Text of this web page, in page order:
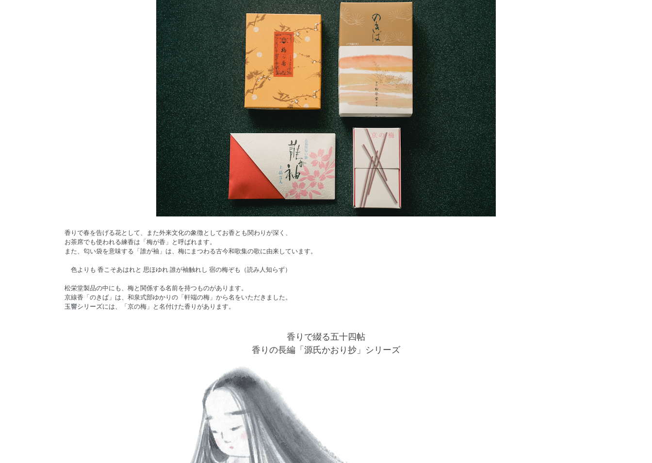
香りで春を告げる花として、また外来文化の象徴としてお香とも関わりが深く、
お茶席でも使われる練香は「梅が香」と呼ばれます。
また、匂い袋を意味する「誰が袖」は、梅にまつわる古今和歌集の歌に由来しています。
色よりも 香こそあはれと 思ほゆれ 誰が袖触れし 宿の梅ぞも（読み人知らず）
松栄堂製品の中にも、梅と関係する名前を持つものがあります。
京線香「のきば」は、和泉式部ゆかりの「軒端の梅」から名をいただきました。
玉響シリーズには、「京の梅」と名付けた香りがあります。
香りで綴る五十四帖
香りの長編「源氏かおり抄」シリーズ